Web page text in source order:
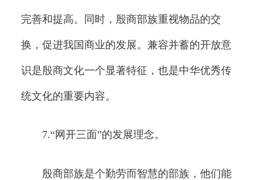
完善和提高。同时，殷商部族重视物品的交
换，促进我国商业的发展。兼容并蓄的开放意
识是殷商文化一个显著特征，也是中华优秀传
统文化的重要内容。
7.“网开三面”的发展理念。
殷商部族是个勤劳而智慧的部族，他们能